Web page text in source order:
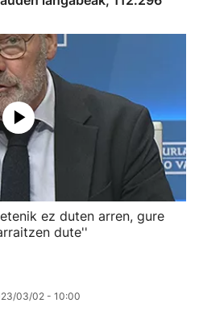
ez duten arren, gure
dute''
03/02 - 10:00